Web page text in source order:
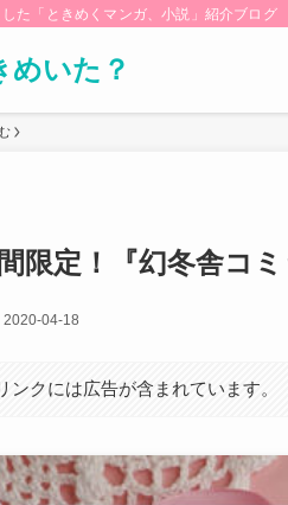
た「ときめくマンガ、小説」紹介ブログ
めいた？
限定！『幻冬舎コ
2020-04-18
ンクには広告が含まれています。